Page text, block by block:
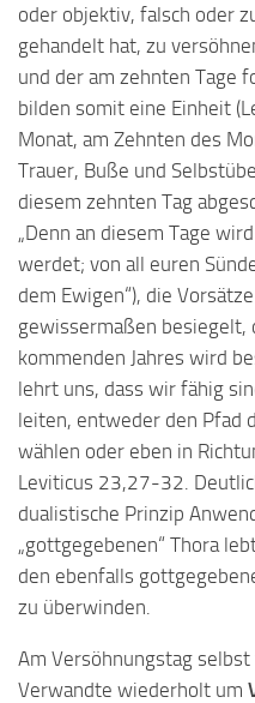
oder objektiv, falsch oder
gehandelt hat, zu
und der am zehnten Tage
bilden somit eine Einheit
Monat, am Zehnten des
Trauer, Buße und
diesem zehnten Tag
„Denn an diesem Tage
werdet; von all euren
dem Ewigen“), die
gewissermaßen besiegelt,
kommenden Jahres wird
lehrt uns, dass wir fähig
leiten, entweder den Pfad
wählen oder eben in
Leviticus 23,27-32.
dualistische Prinzip
„gottgegebenen“ Thora
den ebenfalls
zu überwinden.
Am Versöhnungstag
Verwandte wiederholt um